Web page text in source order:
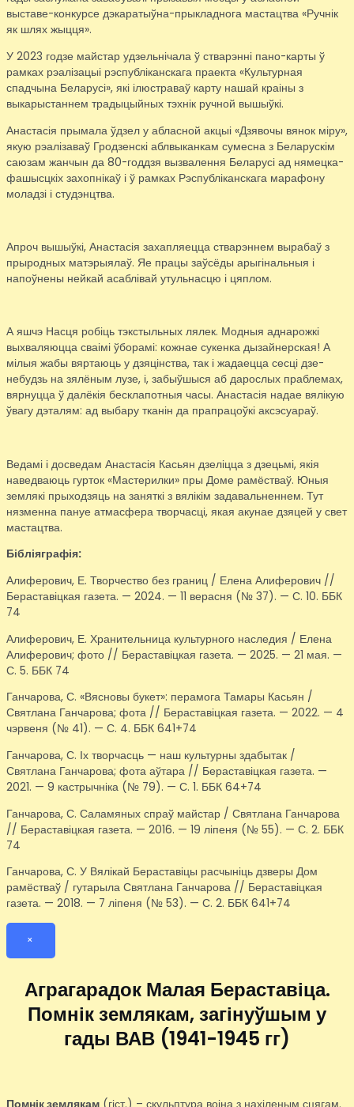
выставе-конкурсе дэкаратыўна-прыкладнога мастацтва «Ручнік
як шлях жыцця».
У 2023 годзе майстар удзельнічала ў стварэнні пано-карты ў
рамках рэалізацыі рэспубліканскага праекта «Культурная
спадчына Беларусі», які ілюстраваў карту нашай краіны з
выкарыстаннем традыцыйных тэхнік ручной вышыўкі.
Анастасія прымала ўдзел у абласной акцыі «Дзявочы вянок міру»,
якую рэалізаваў Гродзенскі аблвыканкам сумесна з Беларускім
саюзам жанчын да 80-годдзя вызвалення Беларусі ад нямецка-
фашысцкіх захопнікаў і ў рамках Рэспубліканскага марафону
моладзі і студэнцтва.
Апроч вышыўкі, Анастасія захапляецца стварэннем вырабаў з
прыродных матэрыялаў. Яе працы заўсёды арыгінальныя і
напоўнены нейкай асаблівай утульнасцю і цяплом.
А яшчэ Насця робіць тэкстыльных лялек. Модныя аднарожкі
выхваляюцца сваімі ўборамі: кожнае сукенка дызайнерская! А
мілыя жабы вяртаюць у дзяцінства, так і жадаецца сесці дзе-
небудзь на зялёным лузе, і, забыўшыся аб дарослых праблемах,
вярнуцца ў далёкія бесклапотныя часы. Анастасія надае вялікую
ўвагу дэталям: ад выбару тканін да прапрацоўкі аксэсуараў.
Ведамі і досведам Анастасія Касьян дзеліцца з дзецьмі, якія
наведваюць гурток «Мастерилки» пры Доме рамёстваў. Юныя
землякі прыходзяць на заняткі з вялікім задавальненнем. Тут
нязменна пануе атмасфера творчасці, якая акунае дзяцей у свет
мастацтва.
Бібліяграфія:
Алиферович, Е. Творчество без границ / Елена Алиферович //
Бераставіцкая газета. — 2024. — 11 верасня (№ 37). — С. 10. ББК
74
Алиферович, Е. Хранительница культурного наследия / Елена
Алиферович; фото // Бераставіцкая газета. — 2025. — 21 мая. —
С. 5. ББК 74
Ганчарова, С. «Вясновы букет»: перамога Тамары Касьян /
Святлана Ганчарова; фота // Бераставіцкая газета. — 2022. — 4
чэрвеня (№ 41). — С. 4. ББК 641+74
Ганчарова, С. Іх творчасць — наш культурны здабытак /
Святлана Ганчарова; фота аўтара // Бераставіцкая газета. —
2021. — 9 кастрычніка (№ 79). — С. 1. ББК 64+74
Ганчарова, С. Саламяных спраў майстар / Святлана Ганчарова
// Бераставіцкая газета. — 2016. — 19 ліпеня (№ 55). — С. 2. ББК
74
Ганчарова, С. У Вялікай Бераставіцы расчыніць дзверы Дом
рамёстваў / гутарыла Святлана Ганчарова // Бераставіцкая
газета. — 2018. — 7 ліпеня (№ 53). — С. 2. ББК 641+74
×
Аграгарадок Малая Бераставіца.
Помнік землякам, загінуўшым у
гады ВАВ (1941-1945 гг)